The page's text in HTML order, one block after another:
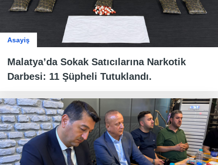
Asayiş
Malatya’da Sokak Satıcılarına Narkotik
Darbesi: 11 Şüpheli Tutuklandı.